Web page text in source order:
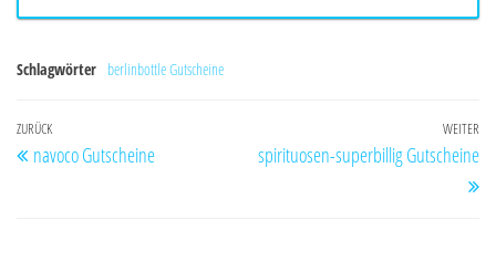
Schlagwörter berlinbottle Gutscheine
Beitragsnavigation
Vorheriger
Beitrag
ZURÜCK
navoco Gutscheine
WEITER
spirituosen-superbillig Gutscheine